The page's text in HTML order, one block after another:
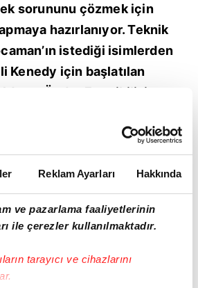
Reklam Ayarları Hakkında
ve pazarlama faaliyetlerinin
ile çerezler kullanılmaktadır.
tarayıcı ve cihazlarını
sorununu çözmek için
hazırlanıyor. Teknik
istediği isimlerden
Kenedy için başlatılan
Önder Fırat ikilisi
ve Önder İngiltere’ye
ile hem de Kenedy’nin
gelecek.